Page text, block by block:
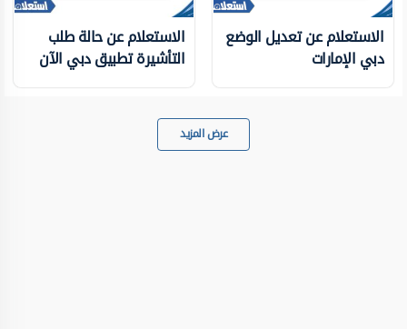
الاستعلام عن تعديل الوضع
دبي الإمارات
الاستعلام عن حالة طلب
التأشيرة تطبيق دبي الآن
عرض المزيد